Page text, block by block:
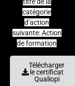
catégorie
d’action
suivante: Action
de formation
Télécharger
le certificat
Qualiopi